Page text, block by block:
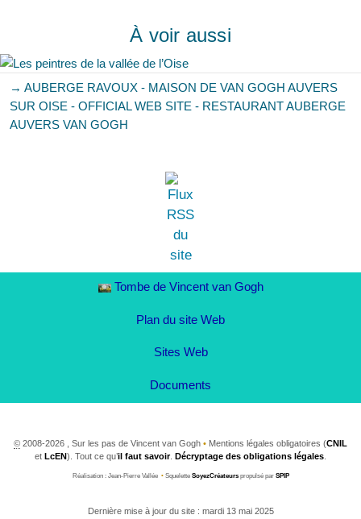
À voir aussi
→ AUBERGE RAVOUX - MAISON DE VAN GOGH AUVERS
SUR OISE - OFFICIAL WEB SITE - RESTAURANT AUBERGE
AUVERS VAN GOGH
Tombe de Vincent van Gogh
Plan du site Web
Sites Web
Documents
© 2008-2026 , Sur les pas de Vincent van Gogh • Mentions légales obligatoires (CNIL
et LcEN). Tout ce qu’il faut savoir. Décryptage des obligations légales
Réalisation : Jean-Pierre Vallée •Squelette SoyezCréateurspropulsé par SPIP
Dernière mise à jour du site : mardi 13 mai 2025